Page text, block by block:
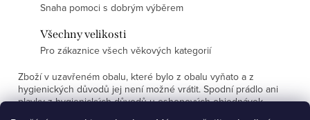
Snaha pomoci s dobrým výběrem
Všechny velikosti
Pro zákaznice všech věkových kategorií
Zboží v uzavřeném obalu, které bylo z obalu vyňato a z
hygienických důvodů jej není možné vrátit. Spodní prádlo ani
plavky z hygienických důvodů u eshopových objednávek